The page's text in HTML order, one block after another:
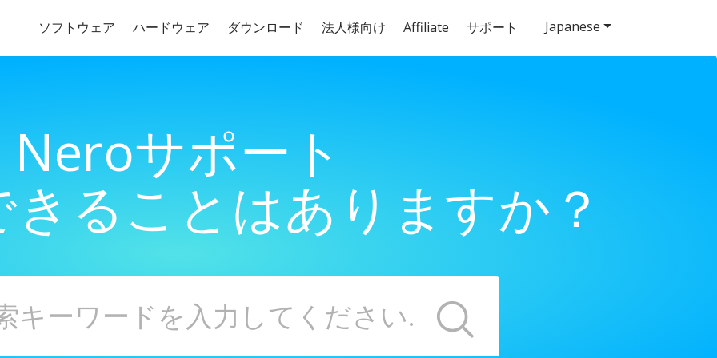
ソフトウェア ハードウェア ダウンロード 法人様向け Affiliate サポート
Neroサポート
ることはありますか？
Japanese